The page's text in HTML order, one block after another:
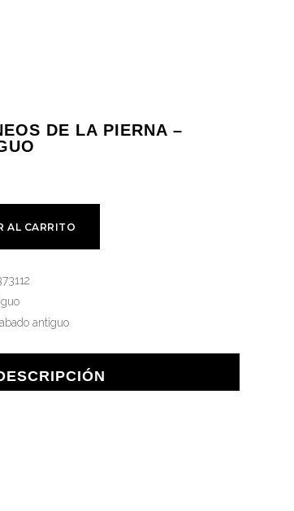
DE LA PIERNA –
AL CARRITO
antiguo